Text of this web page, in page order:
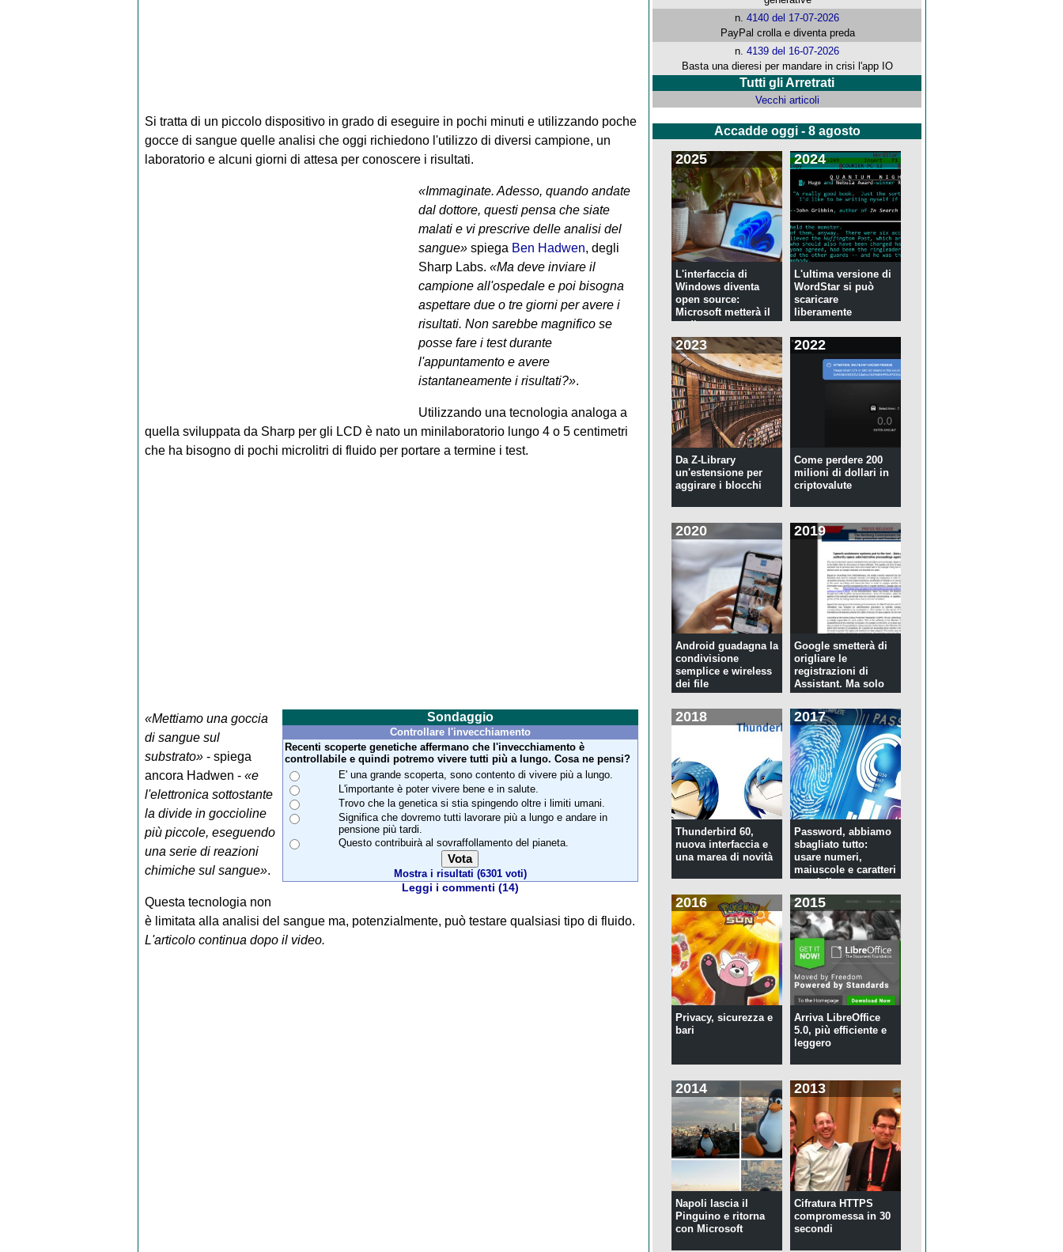
Si tratta di un piccolo dispositivo in grado di eseguire in pochi minuti e utilizzando poche
gocce di sangue quelle analisi che oggi richiedono l'utilizzo di diversi campione, un
laboratorio e alcuni giorni di attesa per conoscere i risultati.
«Immaginate. Adesso, quando andate
dal dottore, questi pensa che siate
malati e vi prescrive delle analisi del
sangue»spiega Ben Hadwen, degli
Sharp Labs. «Ma deve inviare il
campione all'ospedale e poi bisogna
aspettare due o tre giorni per avere i
risultati. Non sarebbe magnifico se
posse fare i test durante
l'appuntamento e avere
istantaneamente i risultati?».
Utilizzando una tecnologia analoga a
quella sviluppata da Sharp per gli LCD è nato un minilaboratorio lungo 4 o 5 centimetri
che ha bisogno di pochi microlitri di fluido per portare a termine i test.
Sondaggio
Controllare l'invecchiamento
Recenti scoperte genetiche affermano che l'invecchiamento è
controllabile e quindi potremo vivere tutti più a lungo. Cosa ne pensi?
E' una grande scoperta, sono contento di vivere più a lungo.
L'importante è poter vivere bene e in salute.
Trovo che la genetica si stia spingendo oltre i limiti umani.
Significa che dovremo tutti lavorare più a lungo e andare in
pensione più tardi.
Questo contribuirà al sovraffollamento del pianeta.
Mostra i risultati (6301 voti)
Leggi i commenti (14)
«Mettiamo una goccia
di sangue sul
substrato»- spiega
ancora Hadwen - «e
l'elettronica sottostante
la divide in goccioline
più piccole, eseguendo
una serie di reazioni
chimiche sul sangue».
Questa tecnologia non
è limitata alla analisi del sangue ma, potenzialmente, può testare qualsiasi tipo di fluido.
L'articolo continua dopo il video.
n.4140 del 17-07-2026
PayPal crolla e diventa preda
n.4139 del 16-07-2026
Basta una dieresi per mandare in crisi l'app IO
Tutti gli Arretrati
Vecchi articoli
Accadde oggi - 8 agosto
2025
L'interfaccia di
Windows diventa
open source:
Microsoft metterà il
codi...
2024
L'ultima versione di
WordStar si può
scaricare
liberamente
2023
Da Z-Library
un'estensione per
aggirare i blocchi
2022
Come perdere 200
milioni di dollari in
criptovalute
2020
Android guadagna la
condivisione
semplice e wireless
dei file
2019
Google smetterà di
origliare le
registrazioni di
Assistant. Ma solo
per tre...
2018
Thunderbird 60,
nuova interfaccia e
una marea di novità
2017
Password, abbiamo
sbagliato tutto:
usare numeri,
maiuscole e caratteri
speciali ...
2016
Privacy, sicurezza e
bari
2015
Arriva LibreOffice
5.0, più efficiente e
leggero
2014
Napoli lascia il
Pinguino e ritorna
con Microsoft
2013
Cifratura HTTPS
compromessa in 30
secondi